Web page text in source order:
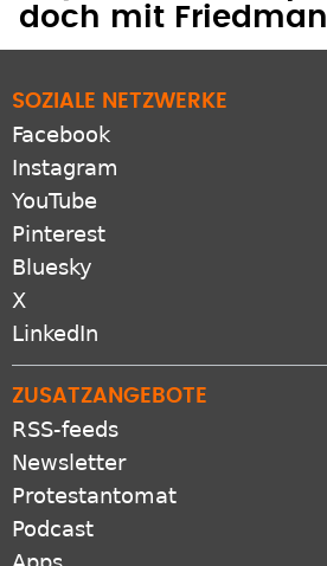
doch mit Friedman
SOZIALE NETZWERKE
Facebook
Instagram
YouTube
Pinterest
Bluesky
X
LinkedIn
ZUSATZANGEBOTE
RSS-feeds
Newsletter
Protestantomat
Podcast